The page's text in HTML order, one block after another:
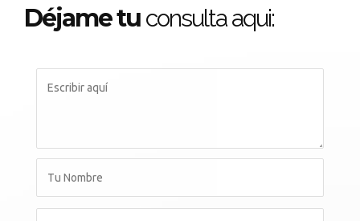
Déjame tu consulta aqui: